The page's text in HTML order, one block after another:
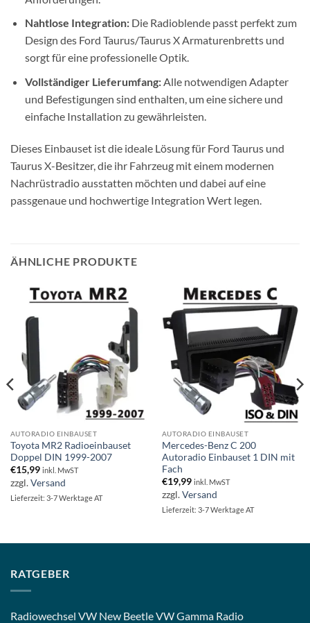
Nahtlose Integration:Die Radioblende passt perfekt zum
Design des Ford Taurus/Taurus X Armaturenbretts und
sorgt für eine professionelle Optik.
Vollständiger Lieferumfang:Alle notwendigen Adapter
und Befestigungen sind enthalten, um eine sichere und
einfache Installation zu gewährleisten.
Dieses Einbauset ist die ideale Lösung für Ford Taurus und
Taurus X-Besitzer, die ihr Fahrzeug mit einem modernen
Nachrüstradio ausstatten möchten und dabei auf eine
passgenaue und hochwertige Integration Wert legen.
ÄHNLICHE PRODUKTE
AUTORADIO EINBAUSET
Toyota MR2 Radioeinbauset
Doppel DIN 1999-2007
€15,99 inkl. MwST
zzgl.Versand
Lieferzeit: 3-7 Werktage AT
AUTORADIO EINBAUSET
Mercedes-Benz C 200
Autoradio Einbauset 1 DIN mit
Fach
€19,99 inkl. MwST
zzgl.Versand
Lieferzeit: 3-7 Werktage AT
RATGEBER
Radiowechsel VW New Beetle VW Gamma Radio